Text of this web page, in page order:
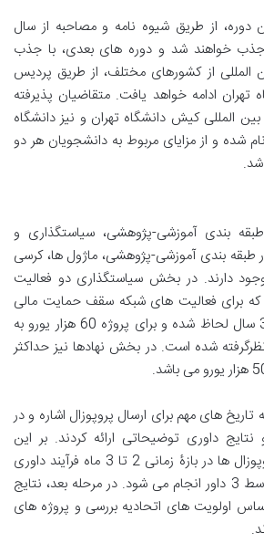
از طریق شیوه نامه و مصاحبه از سال
تحصیلی 1400-1399 جذب خواهند شد و دوره های بعدی، با جذب
المللی از کشورهای مختلف، از طریق پردیس
تهران ادامه خواهد یافت. متقاضیان پذیرفته
المللی کیش دانشگاه تهران و نیز دانشگاه
شده و از مزایای مربوط به دانشجویان هر دو
شد.
طبقه بندی آموزشی-پژوهشی، سیاستگذاری و
طبقه بندی آموزشی-پژوهشی، ماژول ها، کرسی
دارند. در بخش سیاستگذاری دو فعالیت
که برای فعالیت های شبکه سقف حمایت مالی
300 هزار یورو به مدت 3 سال لحاظ شده و برای پروژه 60 هزار یورو به
شده است. در بخش نهادها نیز حداکثر
تاریخ های مهم برای ارسال پروپوزال اشاره و در
داوری توضیحاتی ارائه کردند. بر این
اساس، بعد از تحویل پروپوزال ها در بازۀ زمانی 2 تا 3 ماه فرآیند داوری
طول می کشد و طرح توسط 3 داور انجام می شود. در مرحله بعد، نتایج
اولویت های اتحادیه بررسی و پروژه های